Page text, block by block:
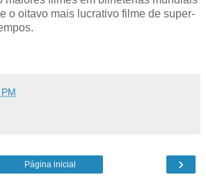
o oitavo mais lucrativo filme de super-
›
Página inicial